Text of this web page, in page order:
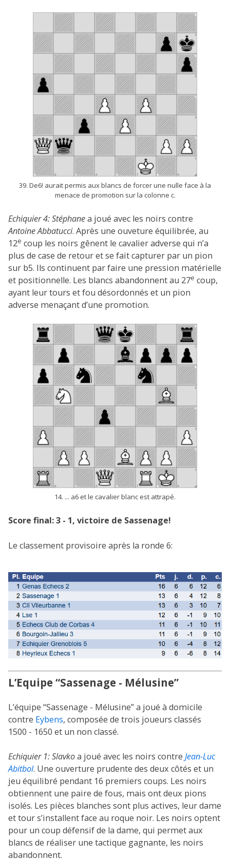
39. De6! aurait permis aux blancs de forcer une nulle face à la
menace de promotion sur la colonne c.
Echiquier 4:Stéphanea joué avec les noirs contre
Antoine Abbatucci. Après une ouveture équilibrée, au
12e coup les noirs gênent le cavalier adverse qui n’a
plus de case de retour et se fait capturer par un pion
sur b5. Ils continuent par faire une pression matérielle
et positionnelle. Les blancs abandonnent au 27e coup,
ayant leur tours et fou désordonnés et un pion
adverse menaçant d’une promotion.
14. ... a6 et le cavalier blanc est attrapé.
Score final: 3 - 1, victoire de Sassenage!
Le classement provisoire après la ronde 6:
L’Equipe “Sassenage - Mélusine”
L’équipe “Sassenage - Mélusine” a joué à domicile
contre Eybens, composée de trois joueurs classés
1500 - 1650 et un non classé.
Echiquier 1:Slavkoa joué avec les noirs contreJean-Luc
Abitbol. Une ouverture prudente des deux côtés et un
jeu équilibré pendant 16 premiers coups. Les noirs
obtiennent une paire de fous, mais ont deux pions
isolés. Les pièces blanches sont plus actives, leur dame
et tour s’installent face au roque noir. Les noirs optent
pour un coup défensif de la dame, qui permet aux
blancs de réaliser une tactique gagnante, les noirs
abandonnent.